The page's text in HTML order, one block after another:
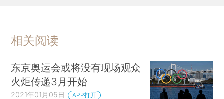
相关阅读
东京奥运会或将没有现场观众
火炬传递3月开始
2021年01月05日 APP打开